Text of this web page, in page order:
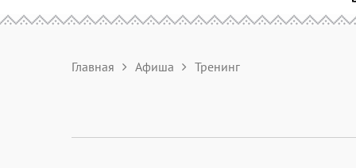
Главная Афиша Тренинг